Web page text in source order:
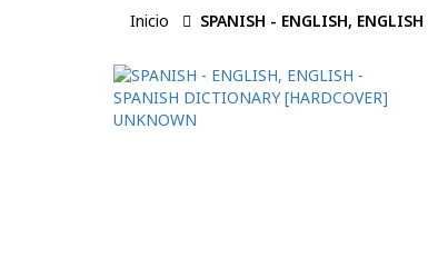
Inicio SPANISH - ENGLISH,